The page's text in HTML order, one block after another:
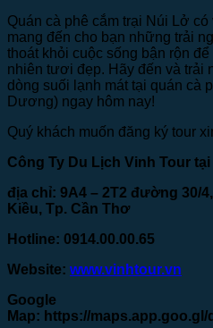
Quán cà phê cắm trại Núi Lở
mang đến cho bạn những trải
thoát khỏi cuộc sống bận rộn
nhiên tươi đẹp. Hãy đến và trải
dòng suối lạnh mát tại quán cà
Dương) ngay hôm nay!
Quý khách muốn đăng ký tour
Công Ty Du Lịch Vinh Tour
địa chỉ: 9A4 – 2T2 đường 30/
Kiều, Tp. Cần Thơ
Hotline: 0914.00.00.65
Website: www.vinhtour.vn
Google
Map: https://